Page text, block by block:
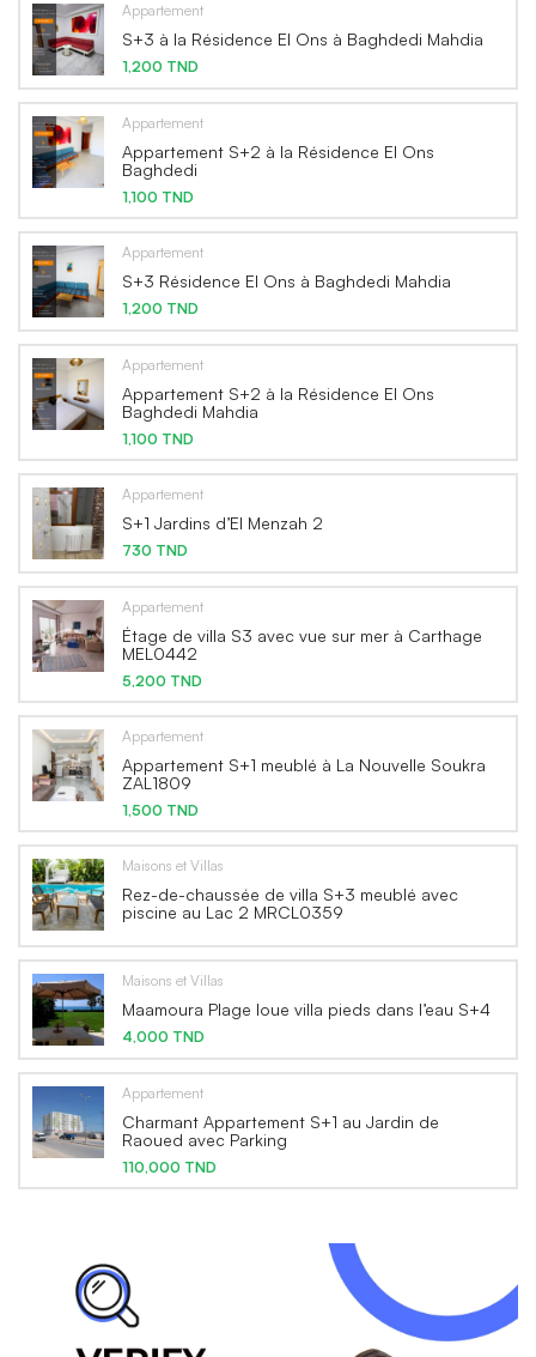
Appartement
S+3 à la Résidence El Ons à Baghdedi Mahdia
1,200 TND
Appartement
Appartement S+2 à la Résidence El Ons
Baghdedi
1,100 TND
Appartement
S+3 Résidence El Ons à Baghdedi Mahdia
1,200 TND
Appartement
Appartement S+2 à la Résidence El Ons
Baghdedi Mahdia
1,100 TND
Appartement
S+1 Jardins d’El Menzah 2
730 TND
Appartement
Étage de villa S3 avec vue sur mer à Carthage
MEL0442
5,200 TND
Appartement
Appartement S+1 meublé à La Nouvelle Soukra
ZAL1809
1,500 TND
Maisons et Villas
Rez-de-chaussée de villa S+3 meublé avec
piscine au Lac 2 MRCL0359
Maisons et Villas
Maamoura Plage loue villa pieds dans l’eau S+4
4,000 TND
Appartement
Charmant Appartement S+1 au Jardin de
Raoued avec Parking
110,000 TND